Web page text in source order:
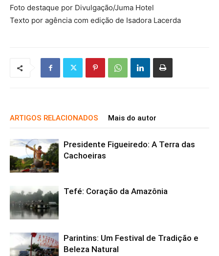
Foto destaque por Divulgação/Juma Hotel
Texto por agência com edição de Isadora Lacerda
ARTIGOS RELACIONADOS Mais do autor
Presidente Figueiredo: A Terra das
Cachoeiras
Tefé: Coração da Amazônia
Parintins: Um Festival de Tradição e
Beleza Natural